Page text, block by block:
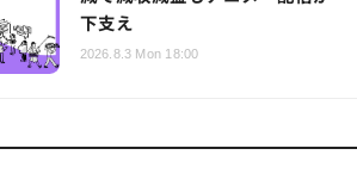
下支え
2026.8.3 Mon 18:00